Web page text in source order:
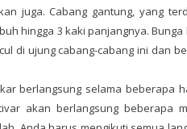
juga. Cabang gantung, yang
hingga 3 kaki panjangnya.
di ujung cabang-cabang ini dan
berlangsung selama beberapa
akan berlangsung beberapa